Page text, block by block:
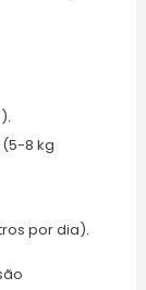
8 kg
por dia).